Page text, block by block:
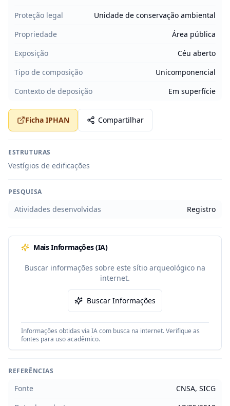
Proteção legal
Unidade de conservação ambiental
Propriedade
Área pública
Exposição
Céu aberto
Tipo de composição
Unicomponencial
Contexto de deposição
Em superfície
Ficha IPHAN Compartilhar
ESTRUTURAS
Vestígios de edificações
PESQUISA
Atividades desenvolvidas Registro
Mais Informações (IA)
Buscar informações sobre este sítio arqueológico na
internet.
Buscar Informações
Informações obtidas via IA com busca na internet. Verifique as
fontes para uso acadêmico.
REFERÊNCIAS
Fonte
CNSA, SICG